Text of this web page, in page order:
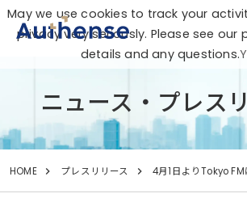
ニュース・プレス
HOME プレスリリース 4月1日よりTokyo
May we use cookies to track your
privacy very seriously. Please see our
details and any questions.